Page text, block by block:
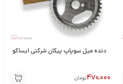
دنده میل سوپاپ پیکان شرکتی ایساکو
470,000تومان